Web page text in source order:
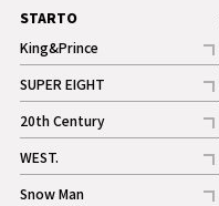
STARTO
King&Prince
記事
SUPER EIGHT
記事
20th Century
記事
WEST.
記事
Snow Man